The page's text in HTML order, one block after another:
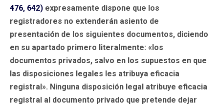
476, 642) expresamente dispone que los
registradores no extenderán asiento de
presentación de los siguientes documentos, diciendo
en su apartado primero literalmente: «los
documentos privados, salvo en los supuestos en que
las disposiciones legales les atribuya eficacia
registral». Ninguna disposición legal atribuye eficacia
registral al documento privado que pretende dejar